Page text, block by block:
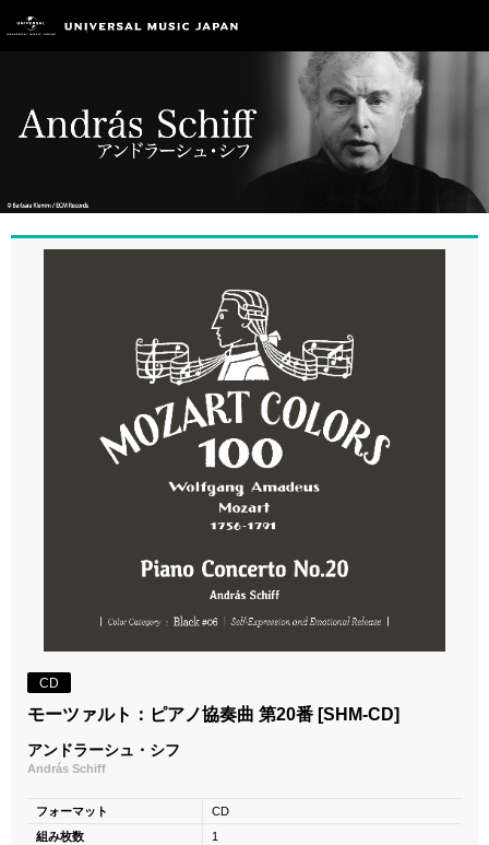
CD
モーツァルト：ピアノ協奏曲 第20番 [SHM-CD]
アンドラーシュ・シフ
András Schiff
フォーマット
CD
組み枚数
1